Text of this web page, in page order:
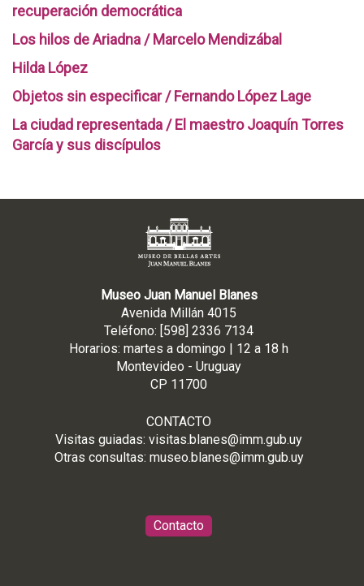
recuperación democrática
Los hilos de Ariadna / Marcelo Mendizábal
Hilda López
Objetos sin especificar / Fernando López Lage
La ciudad representada / El maestro Joaquín Torres
García y sus discípulos
Museo Juan Manuel Blanes
Avenida Millán 4015
Teléfono: [598] 2336 7134
Horarios: martes a domingo | 12 a 18 h
Montevideo - Uruguay
CP 11700
CONTACTO
Visitas guiadas: visitas.blanes@imm.gub.uy
Otras consultas: museo.blanes@imm.gub.uy
Contacto